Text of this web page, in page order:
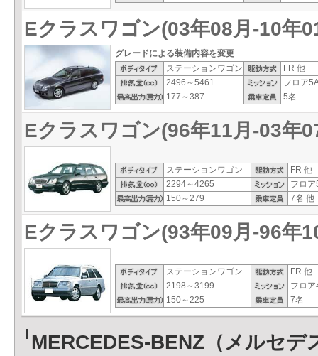
Eクラスワゴン(03年08月-10年
グレードによる装備内容を変更
ステーションワゴン
FR 他
2496～5461
フロア
177～387
5名
Eクラスワゴン(96年11月-03年
ステーションワゴン
FR 他
2294～4265
フロア
150～279
7名 他
Eクラスワゴン(93年09月-96年
ステーションワゴン
FR 他
2198～3199
フロア
150～225
7名
MERCEDES-BENZ（メルセデ